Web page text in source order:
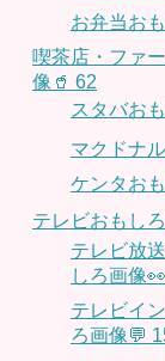
お弁当お
喫茶店・ファ
像🥤 62
スタバお
マクドナ
ケンタお
テレビおもし
テレビ放
しろ画像👀
テレビイ
ろ画像💬